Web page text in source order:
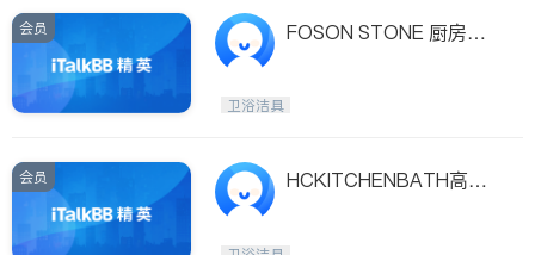
Brampton
Kitchener
Newmarket
Stouffville
Maple
Waterloo
Guelph
Ajax
会员
FOSON STONE 厨房台
卫浴洁具
会员
HCKITCHENBATH高档